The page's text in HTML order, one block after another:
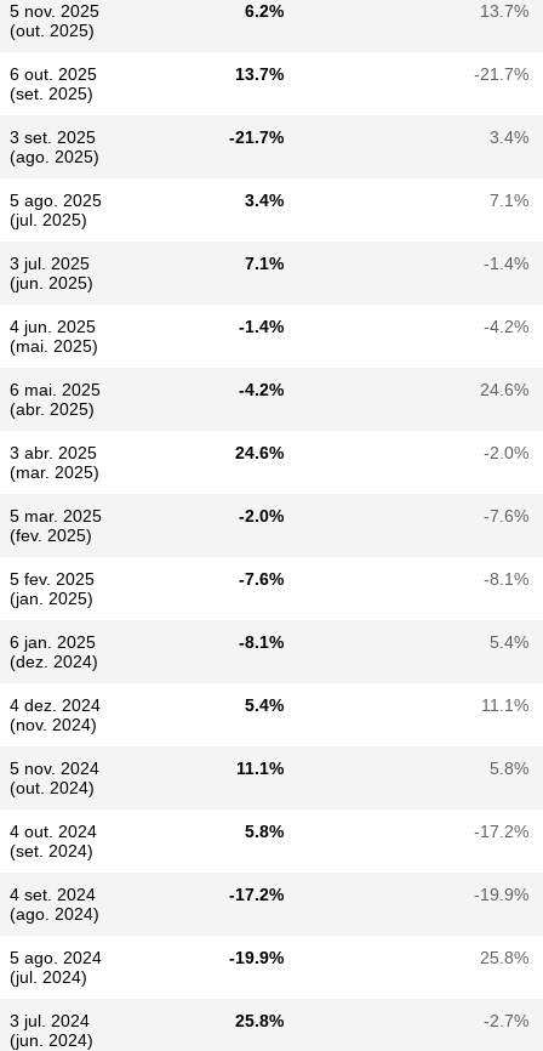
5 nov. 2025
(out. 2025)
6.2% 13.7%
6 out. 2025
(set. 2025)
13.7% -21.7%
3 set. 2025
(ago. 2025)
-21.7% 3.4%
5 ago. 2025
(jul. 2025)
3.4% 7.1%
3 jul. 2025
(jun. 2025)
7.1% -1.4%
4 jun. 2025
(mai. 2025)
-1.4% -4.2%
6 mai. 2025
(abr. 2025)
-4.2% 24.6%
3 abr. 2025
(mar. 2025)
24.6% -2.0%
5 mar. 2025
(fev. 2025)
-2.0% -7.6%
5 fev. 2025
(jan. 2025)
-7.6% -8.1%
6 jan. 2025
(dez. 2024)
-8.1% 5.4%
4 dez. 2024
(nov. 2024)
5.4% 11.1%
5 nov. 2024
(out. 2024)
11.1% 5.8%
4 out. 2024
(set. 2024)
5.8% -17.2%
4 set. 2024
(ago. 2024)
-17.2% -19.9%
5 ago. 2024
(jul. 2024)
-19.9% 25.8%
3 jul. 2024
(jun. 2024)
25.8% -2.7%